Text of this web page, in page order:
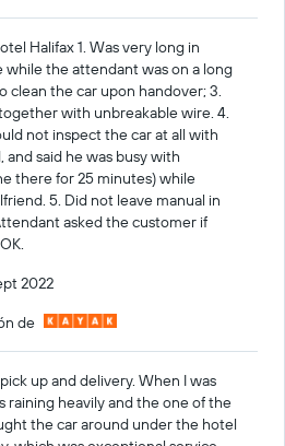
Halifax 1. Was very long in
the attendant was on a long
clean the car upon handover; 3.
with unbreakable wire. 4.
not inspect the car at all with
and said he was busy with
there for 25 minutes) while
5. Did not leave manual in
asked the customer if
2022
de
up and delivery. When I was
raining heavily and the one of the
the car around under the hotel